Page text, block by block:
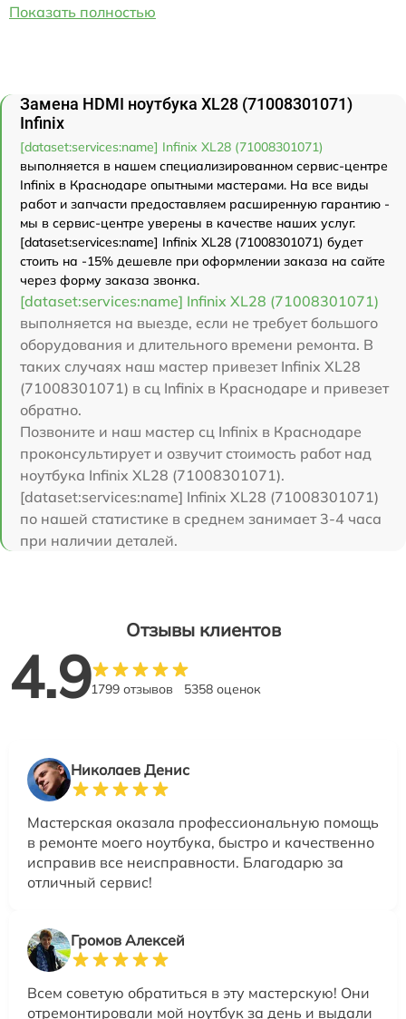
Показать полностью
Замена HDMI ноутбука XL28 (71008301071)
Infinix
[dataset:services:name] Infinix XL28 (71008301071)
выполняется в нашем специализированном сервис-центре
Infinix в Краснодаре опытными мастерами. На все виды
работ и запчасти предоставляем расширенную гарантию -
мы в сервис-центре уверены в качестве наших услуг.
[dataset:services:name] Infinix XL28 (71008301071) будет
стоить на -15% дешевле при оформлении заказа на сайте
через форму заказа звонка.
[dataset:services:name] Infinix XL28 (71008301071)
выполняется на выезде, если не требует большого
оборудования и длительного времени ремонта. В
таких случаях наш мастер привезет Infinix XL28
(71008301071) в сц Infinix в Краснодаре и привезет
обратно.
Позвоните и наш мастер сц Infinix в Краснодаре
проконсультирует и озвучит стоимость работ над
ноутбука Infinix XL28 (71008301071).
[dataset:services:name] Infinix XL28 (71008301071)
по нашей статистике в среднем занимает 3-4 часа
при наличии деталей.
Отзывы клиентов
4.91799 отзывов 5358 оценок
Николаев Денис
Мастерская оказала профессиональную помощь
в ремонте моего ноутбука, быстро и качественно
исправив все неисправности. Благодарю за
отличный сервис!
Громов Алексей
Всем советую обратиться в эту мастерскую! Они
отремонтировали мой ноутбук за день и выдали